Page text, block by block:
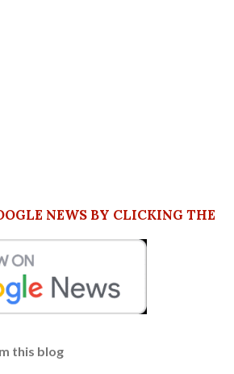
NEWS BY CLICKING THE
this blog